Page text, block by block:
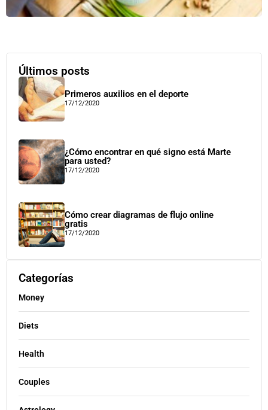
Últimos posts
Primeros auxilios en el deporte
17/12/2020
¿Cómo encontrar en qué signo está Marte
para usted?
17/12/2020
Cómo crear diagramas de flujo online
gratis
17/12/2020
Categorías
Money
Diets
Health
Couples